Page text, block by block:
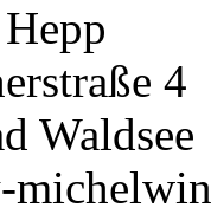
4
Waldsee